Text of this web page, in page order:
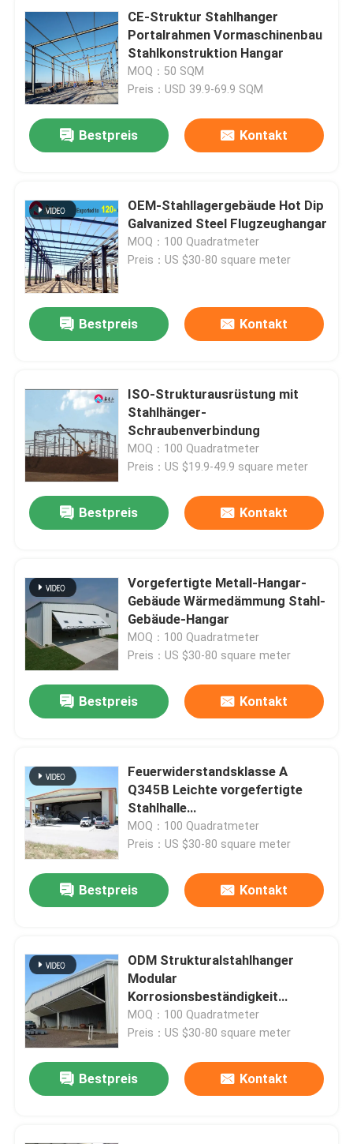
Zu Hause
Über uns
Werksbesichtigung
Qualitätskontrolle
Kontakt mit uns
Neuigkeiten
Rechtssachen
Stahlkonstruktionslager
Stahlkonstruktions-Werkstatt
Stahlkonstruktionsbau
Viehzucht-Farmhaus
Bürogebäude mit Stahlrahmen
Strukturhalter aus Stahl
CE-Struktur Stahlhanger
Portalrahmen Vormaschinenbau
Stahlkonstruktion Hangar
MOQ：50 SQM
Preis：USD 39.9-69.9 SQM
Bestpreis Kontakt
OEM-Stahllagergebäude Hot Dip
Galvanized Steel Flugzeughangar
MOQ：100 Quadratmeter
Preis：US $30-80 square meter
Bestpreis Kontakt
ISO-Strukturausrüstung mit
Stahlhänger-
Schraubenverbindung
MOQ：100 Quadratmeter
Preis：US $19.9-49.9 square meter
Bestpreis Kontakt
Vorgefertigte Metall-Hangar-
Gebäude Wärmedämmung Stahl-
Gebäude-Hangar
MOQ：100 Quadratmeter
Preis：US $30-80 square meter
Bestpreis Kontakt
Feuerwiderstandsklasse A
Q345B Leichte vorgefertigte
Stahlhalle
Stahlkonstruktionshalle
MOQ：100 Quadratmeter
Preis：US $30-80 square meter
Bestpreis Kontakt
ODM Strukturalstahlhanger
Modular
Korrosionsbeständigkeit
Vorgefertigter Flugzeughangar
MOQ：100 Quadratmeter
Preis：US $30-80 square meter
Bestpreis Kontakt